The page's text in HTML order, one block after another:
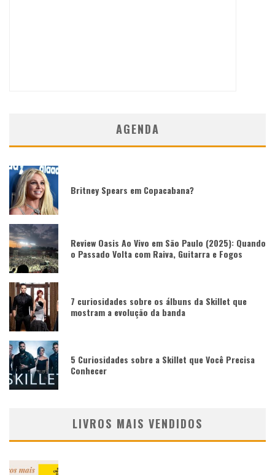
AGENDA
Britney Spears em Copacabana?
Review Oasis Ao Vivo em São Paulo (2025): Quando
o Passado Volta com Raiva, Guitarra e Fogos
7 curiosidades sobre os álbuns da Skillet que
mostram a evolução da banda
5 Curiosidades sobre a Skillet que Você Precisa
Conhecer
LIVROS MAIS VENDIDOS